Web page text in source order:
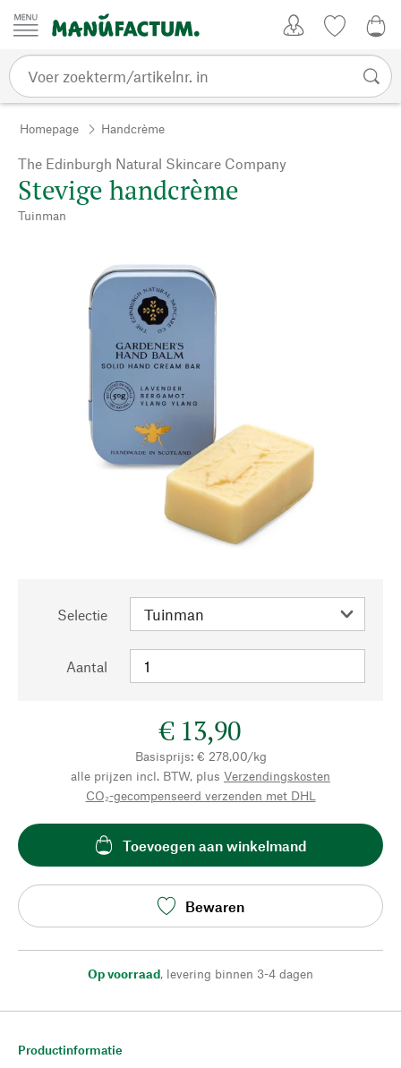
Passer au contenu
Homepage Handcrème
The Edinburgh Natural Skincare Company
Stevige handcrème
Tuinman
Selectie
Aantal
€ 13,90
Basisprijs: € 278,00/kg
alle prijzen incl. BTW, plus Verzendingskosten
CO₂-gecompenseerd verzenden met DHL
Toevoegen aan winkelmand
Bewaren
Op voorraad, levering binnen 3-4 dagen
Productinformatie